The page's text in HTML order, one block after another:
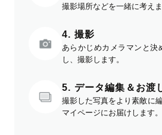
撮影場所などを一緒に考えま
4. 撮影
あらかじめカメラマンと決
し、撮影します。
5. データ編集＆お渡
撮影した写真をより素敵に
マイページにお届けします。